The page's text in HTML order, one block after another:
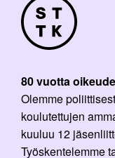
80 vuotta
Olemme
koulutettujen
kuuluu 12
Työskentelemme